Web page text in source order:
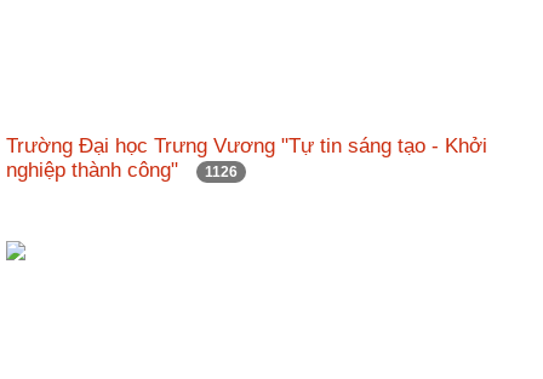
Trường Đại học Trưng Vương "Tự tin sáng tạo - Khởi
nghiệp thành công"
1126